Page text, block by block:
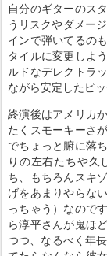
自分のギターのス
うリスクやダメー
インで弾いてるの
タイルに変更しよ
ルドなデレクトラ
ながら安定したピ
終演後はアメリカ
たくスモーキーさ
でちょっと腑に落
りの左右たちや久
ち、もちろんスキ
げをあまりやらな
っちゃう）なので
ら淳平さんが鬼ほ
つつ、なるべく年